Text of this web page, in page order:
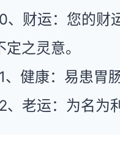
、财运：您的财
定之灵意。
、健康：易患胃
、老运：为名为